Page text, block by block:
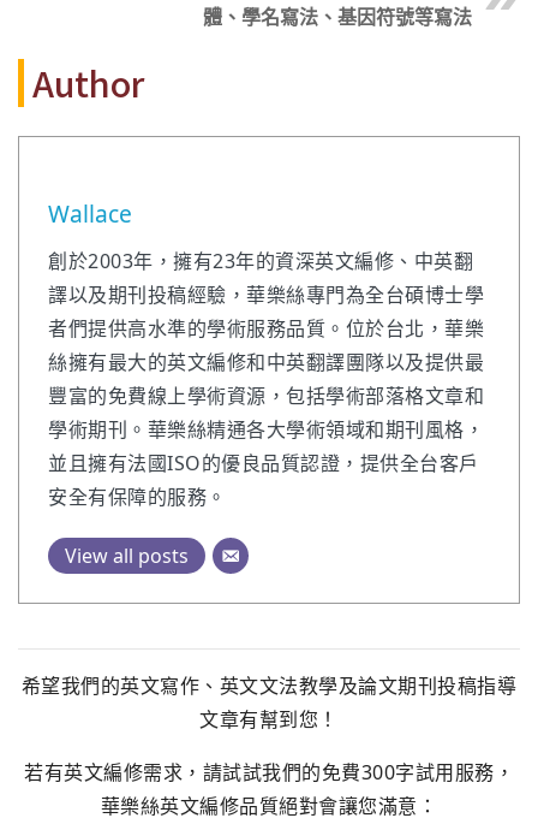
體、學名寫法、基因符號等寫法
Author
Wallace
創於2003年，擁有23年的資深英文編修、中英翻
譯以及期刊投稿經驗，華樂絲專門為全台碩博士學
者們提供高水準的學術服務品質。位於台北，華樂
絲擁有最大的英文編修和中英翻譯團隊以及提供最
豐富的免費線上學術資源，包括學術部落格文章和
學術期刊。華樂絲精通各大學術領域和期刊風格，
並且擁有法國ISO的優良品質認證，提供全台客戶
安全有保障的服務。
View all posts
希望我們的英文寫作、英文文法教學及論文期刊投稿指導
文章有幫到您！
若有英文編修需求，請試試我們的免費300字試用服務，
華樂絲英文編修品質絕對會讓您滿意：